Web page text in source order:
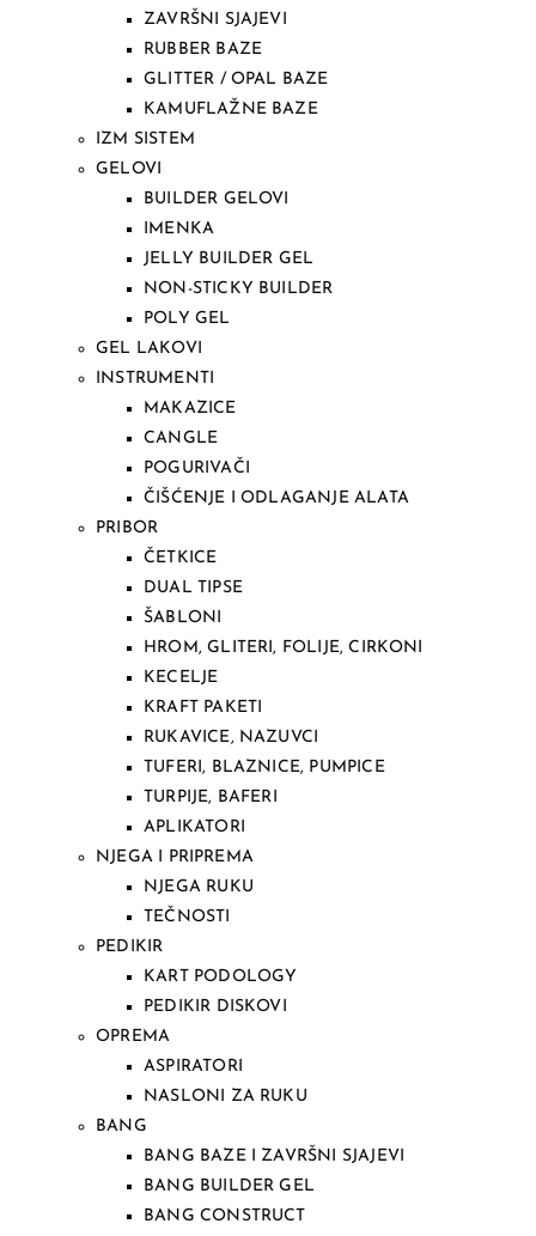
ZAVRŠNI SJAJEVI
RUBBER BAZE
GLITTER / OPAL BAZE
KAMUFLAŽNE BAZE
IZM SISTEM
GELOVI
BUILDER GELOVI
IMENKA
JELLY BUILDER GEL
NON-STICKY BUILDER
POLY GEL
GEL LAKOVI
INSTRUMENTI
MAKAZICE
CANGLE
POGURIVAČI
ČIŠĆENJE I ODLAGANJE ALATA
PRIBOR
ČETKICE
DUAL TIPSE
ŠABLONI
HROM, GLITERI, FOLIJE, CIRKONI
KECELJE
KRAFT PAKETI
RUKAVICE, NAZUVCI
TUFERI, BLAZNICE, PUMPICE
TURPIJE, BAFERI
APLIKATORI
NJEGA I PRIPREMA
NJEGA RUKU
TEČNOSTI
PEDIKIR
KART PODOLOGY
PEDIKIR DISKOVI
OPREMA
ASPIRATORI
NASLONI ZA RUKU
BANG
BANG BAZE I ZAVRŠNI SJAJEVI
BANG BUILDER GEL
BANG CONSTRUCT